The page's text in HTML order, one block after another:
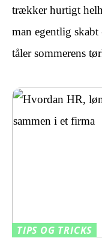
trækker hurtigt
man egentlig
tåler sommerens
TIPS OG TRICKS